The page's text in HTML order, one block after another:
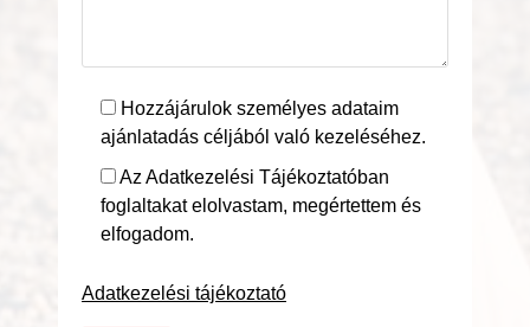
Hozzájárulok személyes adataim
ajánlatadás céljából való kezeléséhez.
Az Adatkezelési Tájékoztatóban
foglaltakat elolvastam, megértettem és
elfogadom.
Adatkezelési tájékoztató